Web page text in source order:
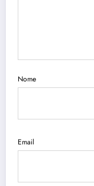
Nome
Email